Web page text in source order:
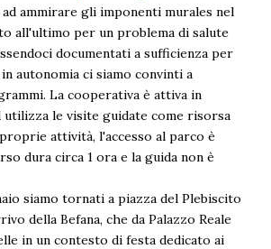
ammirare gli imponenti murales nel
all'ultimo per un problema di salute
documentati a sufficienza per
autonomia ci siamo convinti a
La cooperativa è attiva in
utilizza le visite guidate come risorsa
attività, l'accesso al parco è
dura circa 1 ora e la guida non è
siamo tornati a piazza del Plebiscito
della Befana, che da Palazzo Reale
in un contesto di festa dedicato ai